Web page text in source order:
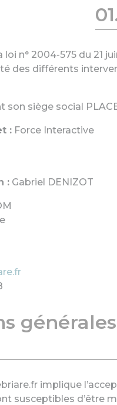
loi n° 2004-575 du
des différents
siège social
: Force Interactive
: Gabriel DENIZOT
implique
susceptibles d’être